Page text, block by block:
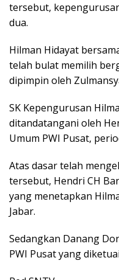
tersebut,
dua.
Hilman Hidayat
telah bulat memilih
dipimpin oleh
SK Kepengurusan
ditandatangani oleh
Umum PWI Pusat,
Atas dasar telah
tersebut, Hendri CH
yang menetapkan
Jabar.
Sedangkan Danang
PWI Pusat yang